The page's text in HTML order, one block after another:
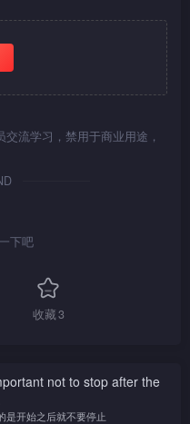
流学习，禁用于商业用途，
下吧
收藏3
not to stop after the
是开始之后就不要停止